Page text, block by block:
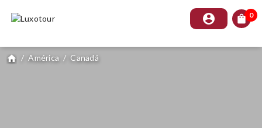
account_circle shopping_bag 0
home / América / Canadá